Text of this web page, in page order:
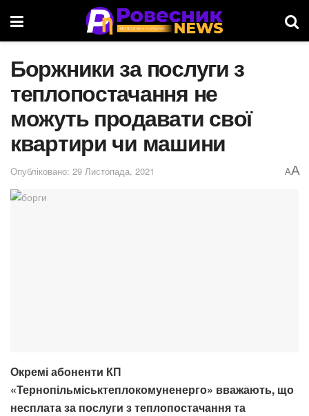
Боржники за послуги з
теплопостачання не
можуть продавати свої
квартири чи машини
Опубліковано: 29 Листопада, 2021 AA
Окремі абоненти КП
«Тернопільміськтеплокомуненерго» вважають, що
несплата за послуги з теплопостачання та